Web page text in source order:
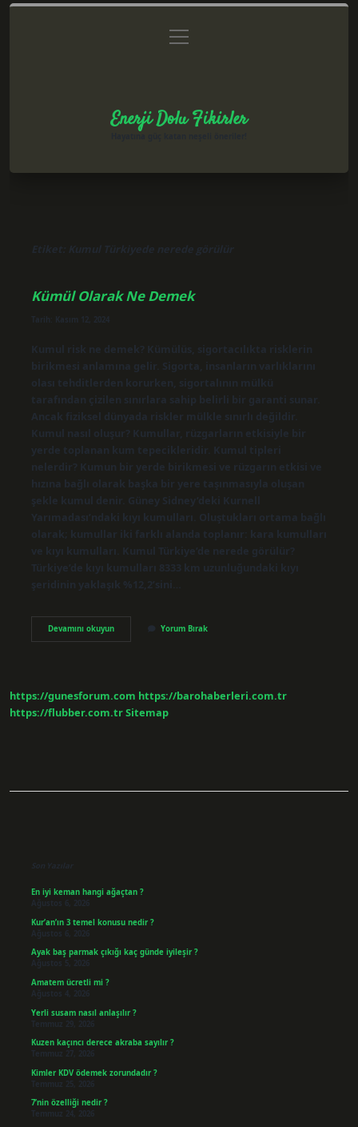
Gizlilik Politikası
menüyü
aç
Enerji Dolu Fikirler
Etiket: Kumul Türkiyede nerede görülür
Kümül Olarak Ne Demek
Tarih: Kasım 12, 2024
Kumul risk ne demek? Kümülüs, sigortacılıkta risklerin
birikmesi anlamına gelir. Sigorta, insanların varlıklarını
olası tehditlerden korurken, sigortalının mülkü
tarafından çizilen sınırlara sahip belirli bir garanti sunar.
Ancak fiziksel dünyada riskler mülkle sınırlı değildir.
Kumul nasıl oluşur? Kumullar, rüzgarların etkisiyle bir
yerde toplanan kum tepecikleridir. Kumul tipleri
nelerdir? Kumun bir yerde birikmesi ve rüzgarın etkisi ve
hızına bağlı olarak başka bir yere taşınmasıyla oluşan
şekle kumul denir. Güney Sidney’deki Kurnell
Yarımadası’ndaki kıyı kumulları. Oluştukları ortama bağlı
olarak; kumullar iki farklı alanda toplanır: kara kumulları
ve kıyı kumulları. Kumul Türkiye’de nerede görülür?
Türkiye’de kıyı kumulları 8333 km uzunluğundaki kıyı
şeridinin yaklaşık %12,2’sini…
Devamını okuyunKümül
Olarak
Yorum Bırak
https://gunesforum.com https://barohaberleri.com.tr
https://flubber.com.trSitemap
Son Yazılar
En iyi keman hangi ağaçtan ?
Ağustos 6, 2026
Kur’an’ın 3 temel konusu nedir ?
Ağustos 6, 2026
Ayak baş parmak çıkığı kaç günde iyileşir ?
Ağustos 5, 2026
Amatem ücretli mi ?
Ağustos 4, 2026
Yerli susam nasıl anlaşılır ?
Temmuz 29, 2026
Kuzen kaçıncı derece akraba sayılır ?
Temmuz 27, 2026
Kimler KDV ödemek zorundadır ?
Temmuz 25, 2026
7’nin özelliği nedir ?
Temmuz 24, 2026